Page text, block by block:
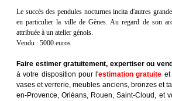
Le succès des pendules nocturnes incita d'autres
en particulier la ville de Gènes. Au regard de son
attribuée à un atelier génois.
Vendu : 5000 euros
Faire estimer gratuitement, expertiser ou
à votre disposition pour l'estimation gratuite et
vases et verrerie, meubles anciens, bronzes et
en-Provence, Orléans, Rouen, Saint-Cloud, et